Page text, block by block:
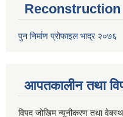
Reconstruction
पुन निर्माण प्रोफाइल भाद्र २०७६
आपतकालीन तथा
विपद जोखिम न्यूनीकरण तथा